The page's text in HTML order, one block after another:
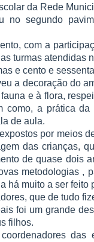
da Rede
no segundo
com a
turmas atendidas
e cento e
a decoração do
e à flora,
como, a prática
de aula.
por meios
das crianças,
de quase dois
metodologias ,
há muito a ser
que de tudo
foi um grande
filhos.
das